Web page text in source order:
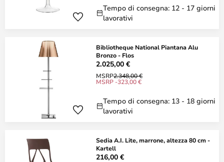
Tempo di consegna: 12 - 17 giorni
lavorativi
Bibliotheque National Piantana Alu
Bronzo - Flos
2.025,00 €
MSRP2.348,00 €
MSRP -323,00 €
Tempo di consegna: 13 - 18 giorni
lavorativi
Sedia A.I. Lite, marrone, altezza 80 cm -
Kartell
216,00 €